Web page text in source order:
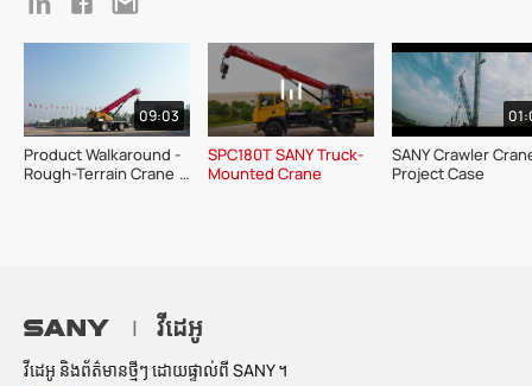
09:03
Product Walkaround -
Rough-Terrain Crane
SPC180T SANY Truck-
Mounted Crane
SANY Crawler
Project Case
| វីដេអូ
វីដេអូ និងព័ត៌មានថ្មីៗ ដោយផ្ទាល់ពី SANY ។